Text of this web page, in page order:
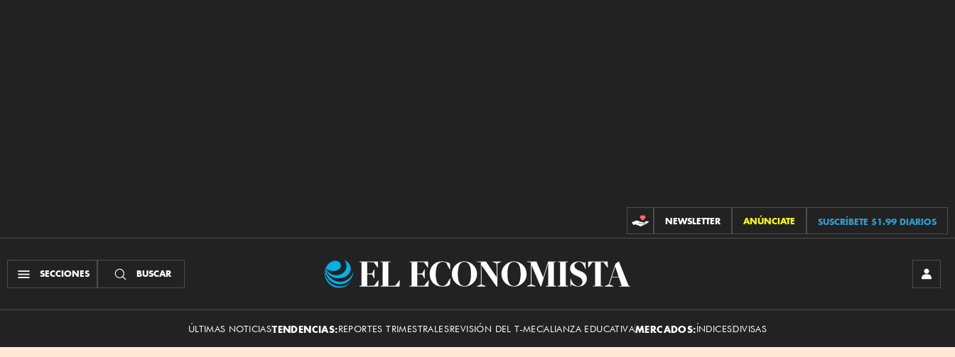
CONTRIBUCIONES
NEWSLETTER ANÚNCIATE SUSCRÍBETE $1.99 DIARIOS
SECCIONES BUSCAR
El
ÚLTIMAS NOTICIASTENDENCIAS:REPORTES TRIMESTRALESREVISIÓN DEL T-MECALIANZA EDUCATIVAMERCADOS:ÍNDICESDIVISAS